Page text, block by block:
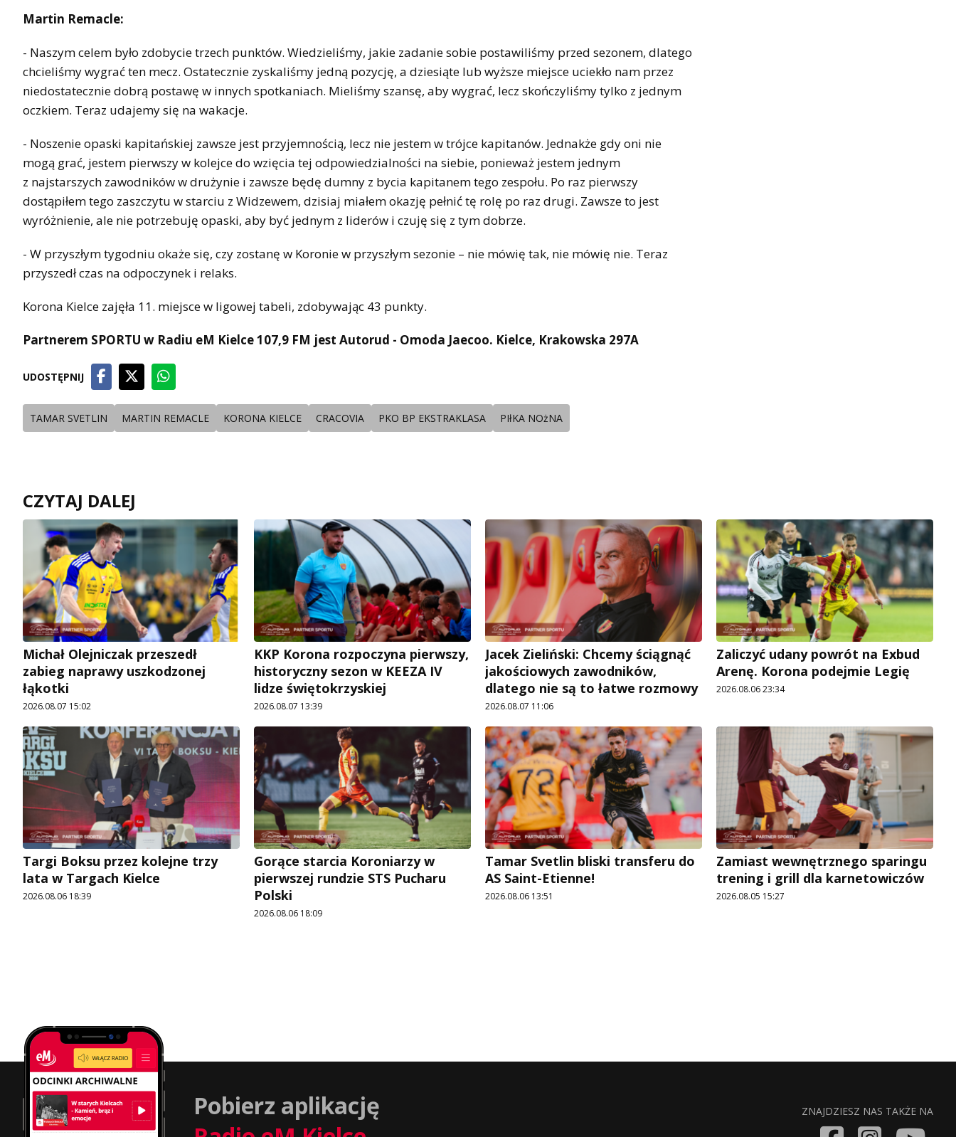
Martin Remacle:
- Naszym celem było zdobycie trzech punktów. Wiedzieliśmy, jakie zadanie sobie postawiliśmy przed sezonem, dlatego
chcieliśmy wygrać ten mecz. Ostatecznie zyskaliśmy jedną pozycję, a dziesiąte lub wyższe miejsce uciekło nam przez
niedostatecznie dobrą postawę w innych spotkaniach. Mieliśmy szansę, aby wygrać, lecz skończyliśmy tylko z jednym
oczkiem. Teraz udajemy się na wakacje.
- Noszenie opaski kapitańskiej zawsze jest przyjemnością, lecz nie jestem w trójce kapitanów. Jednakże gdy oni nie
mogą grać, jestem pierwszy w kolejce do wzięcia tej odpowiedzialności na siebie, ponieważ jestem jednym
z najstarszych zawodników w drużynie i zawsze będę dumny z bycia kapitanem tego zespołu. Po raz pierwszy
dostąpiłem tego zaszczytu w starciu z Widzewem, dzisiaj miałem okazję pełnić tę rolę po raz drugi. Zawsze to jest
wyróżnienie, ale nie potrzebuję opaski, aby być jednym z liderów i czuję się z tym dobrze.
- W przyszłym tygodniu okaże się, czy zostanę w Koronie w przyszłym sezonie – nie mówię tak, nie mówię nie. Teraz
przyszedł czas na odpoczynek i relaks.
Korona Kielce zajęła 11. miejsce w ligowej tabeli, zdobywając 43 punkty.
Partnerem SPORTU w Radiu eM Kielce 107,9 FM jest Autorud - Omoda Jaecoo. Kielce, Krakowska 297A
UDOSTĘPNIJ
TAMAR SVETLIN MARTIN REMACLE KORONA KIELCE CRACOVIA PKO BP EKSTRAKLASA PIłKA NOżNA
CZYTAJ DALEJ
Michał Olejniczak przeszedł
zabieg naprawy uszkodzonej
łąkotki
2026.08.07 15:02
KKP Korona rozpoczyna pierwszy,
historyczny sezon w KEEZA IV
lidze świętokrzyskiej
2026.08.07 13:39
Jacek Zieliński: Chcemy ściągnąć
jakościowych zawodników,
dlatego nie są to łatwe rozmowy
2026.08.07 11:06
Zaliczyć udany powrót na Exbud
Arenę. Korona podejmie Legię
2026.08.06 23:34
Targi Boksu przez kolejne trzy
lata w Targach Kielce
2026.08.06 18:39
Gorące starcia Koroniarzy w
pierwszej rundzie STS Pucharu
Polski
2026.08.06 18:09
Tamar Svetlin bliski transferu do
AS Saint-Etienne!
2026.08.06 13:51
Zamiast wewnętrznego sparingu
trening i grill dla karnetowiczów
2026.08.05 15:27
Pobierz aplikację
ZNAJDZIESZ NAS TAKŻE NA